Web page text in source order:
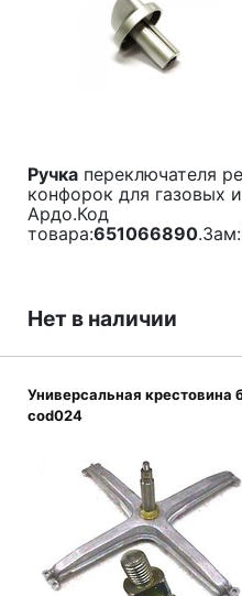
Ручка переключателя
конфорок для газовых
Ардо.Код
товара:651066890.Зам:
Нет в наличии
Универсальная крестовина
cod024